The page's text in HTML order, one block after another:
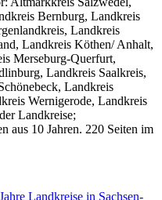
Bernburg, Landkreis
Landkreis
Landkreis Köthen/ Anhalt,
Merseburg-Querfurt,
Landkreis Saalkreis,
Landkreis
Wernigerode, Landkreis
Landkreise;
aus 10 Jahren. 220 Seiten im